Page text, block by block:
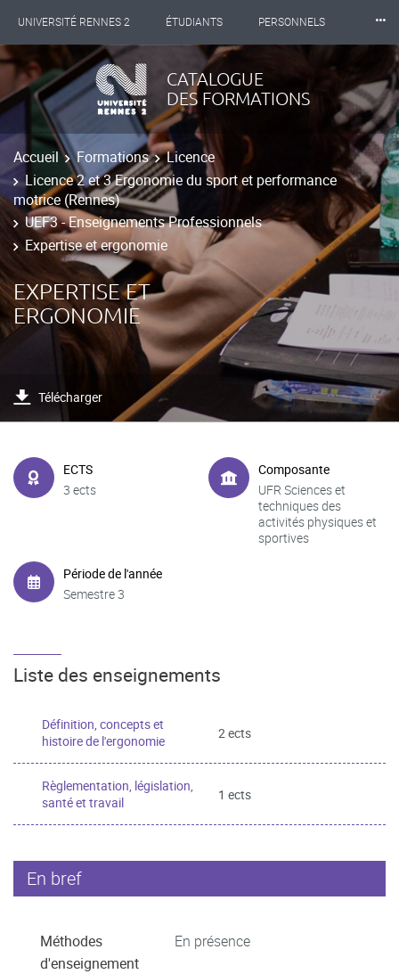
UNIVERSITÉ RENNES 2 ÉTUDIANTS PERSONNELS
INTERNATIONAL PROFESSIONNELS BIBLIOTHÈQUES
LES NOUVELLES DE RENNES 2
⸱⸱⸱
CATALOGUE
DES FORMATIONS
Accueil Formations
Licence
Licence 2 et 3 Ergonomie du sport et performance
motrice (Rennes)
UEF3 - Enseignements Professionnels
Expertise et ergonomie
EXPERTISE ET
ERGONOMIE
Télécharger
ECTS
3 ects
Composante
UFR Sciences et
techniques des
activités physiques et
sportives
Période de l'année
Semestre 3
Liste des enseignements
Définition, concepts et
histoire de l'ergonomie
2 ects
Règlementation, législation,
santé et travail
1 ects
En bref
Méthodes
d'enseignement
En présence